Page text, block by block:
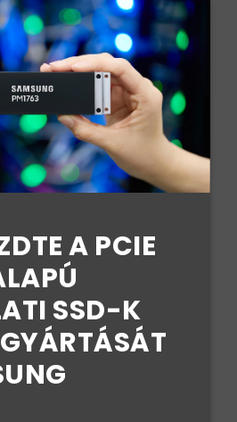
A PCIE
SSD-K